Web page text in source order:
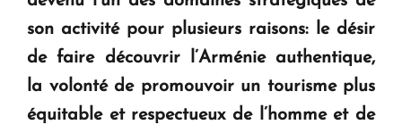
son activité pour plusieurs raisons: le désir
de faire découvrir l’Arménie authentique,
la volonté de promouvoir un tourisme plus
équitable et respectueux de l’homme et de